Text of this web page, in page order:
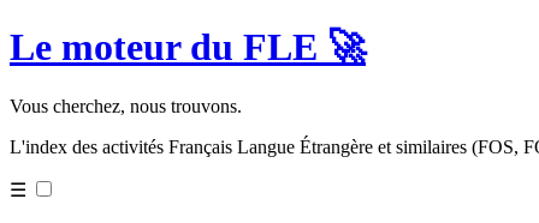
Le moteur du FLE 🚀
Vous cherchez, nous trouvons.
L'index des activités Français Langue Étrangère et similaires (FOS,
☰